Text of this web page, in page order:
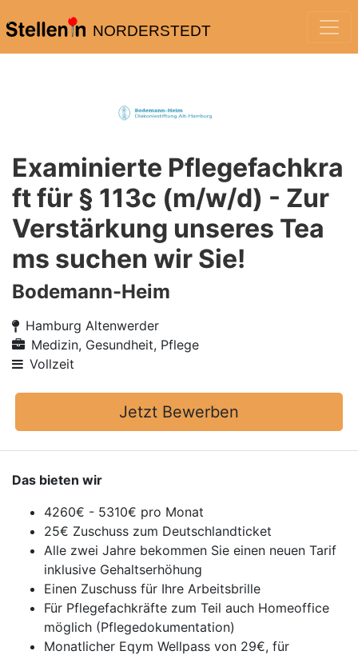
NORDERSTEDT
Examinierte Pflegefachkra
ft für § 113c (m/w/d) - Zur
Verstärkung unseres Tea
ms suchen wir Sie!
Bodemann-Heim
Hamburg Altenwerder
Medizin, Gesundheit, Pflege
Vollzeit
Jetzt Bewerben
Das bieten wir
4260€ - 5310€ pro Monat
25€ Zuschuss zum Deutschlandticket
Alle zwei Jahre bekommen Sie einen neuen Tarif
inklusive Gehaltserhöhung
Einen Zuschuss für Ihre Arbeitsbrille
Für Pflegefachkräfte zum Teil auch Homeoffice
möglich (Pflegedokumentation)
Monatlicher Eqym Wellpass von 29€, für